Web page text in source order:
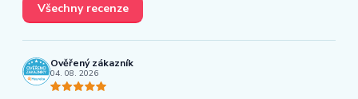
Všechny recenze
Ověřený zákazník
04. 08. 2026